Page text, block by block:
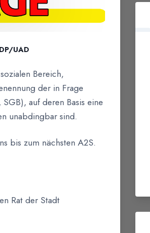
UAD
Bereich,
der in Frage
auf deren Basis eine
unabdingbar sind.
bis zum nächsten A2S.
Rat der Stadt